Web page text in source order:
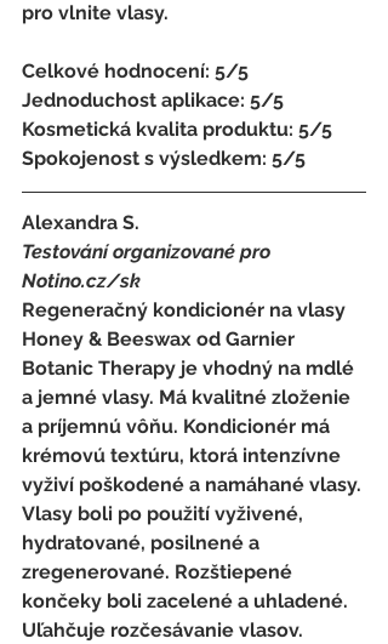
pro vlnite vlasy.
Celkové hodnocení: 5/5
Jednoduchost aplikace: 5/5
Kosmetická kvalita produktu: 5/5
Spokojenost s výsledkem: 5/5
Alexandra S.
Testování organizované pro
Notino.cz/sk
Regeneračný kondicionér na vlasy
Honey & Beeswax od Garnier
Botanic Therapy je vhodný na mdlé
a jemné vlasy. Má kvalitné zloženie
a príjemnú vôňu. Kondicionér má
krémovú textúru, ktorá intenzívne
vyživí poškodené a namáhané vlasy.
Vlasy boli po použití vyživené,
hydratované, posilnené a
zregenerované. Rozštiepené
končeky boli zacelené a uhladené.
Uľahčuje rozčesávanie vlasov.